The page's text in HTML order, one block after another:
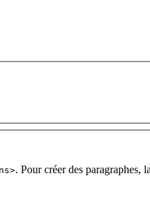
. Pour créer des paragraphes,